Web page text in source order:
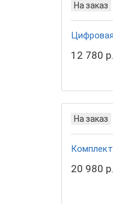
На заказ
Цифровая
12 780 р.
На заказ
20 980 р.